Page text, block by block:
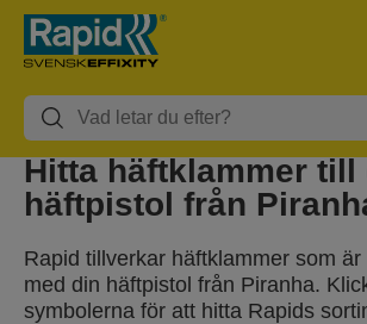
Hitta häftklammer till
häftpistol från
Rapid tillverkar häftklammer som
med din häftpistol från Piranha.
symbolerna för att hitta Rapids